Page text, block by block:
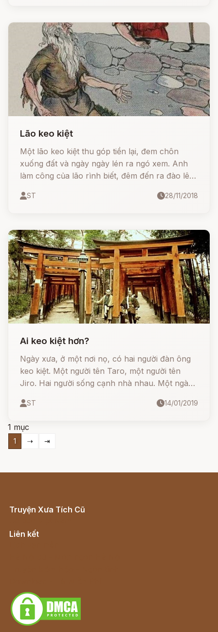
Lão keo kiệt
Một lão keo kiệt thu góp tiền lại, đem chôn
xuống đất và ngày ngày lén ra ngó xem. Anh
làm công của lão rình biết, đêm đến ra đào lên
ST 28/11/2018
Ai keo kiệt hơn?
Ngày xưa, ở một nơi nọ, có hai người đàn ông
keo kiệt. Một người tên Taro, một người tên
Jiro. Hai người sống cạnh nhà nhau. Một ngày
ST 14/01/2019
1 mục
1 ⇢ ⇥
Truyện Xưa Tích Cũ
Liên kết